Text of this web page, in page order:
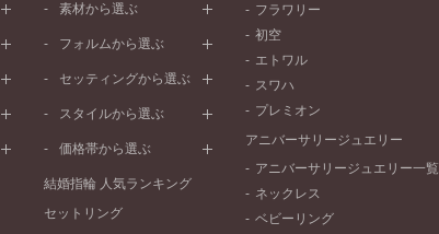
素材から選ぶ
プラチナ
ピンクゴールド
ペールブラウンゴールド
フォルムから選ぶ
ストレートライン
V字ライン
セッティングから選ぶ
プレーン
セベラルメレ
ラインメレ
スタイルから選ぶ
シンプル
モード
エレガント
価格帯から選ぶ
50万円～
結婚指輪 人気ランキング
セットリング
フラワリー
初空
エトワル
スワハ
プレミオン
アニバーサリージュエリー
アニバーサリージュエリー一覧
ネックレス
ベビーリング